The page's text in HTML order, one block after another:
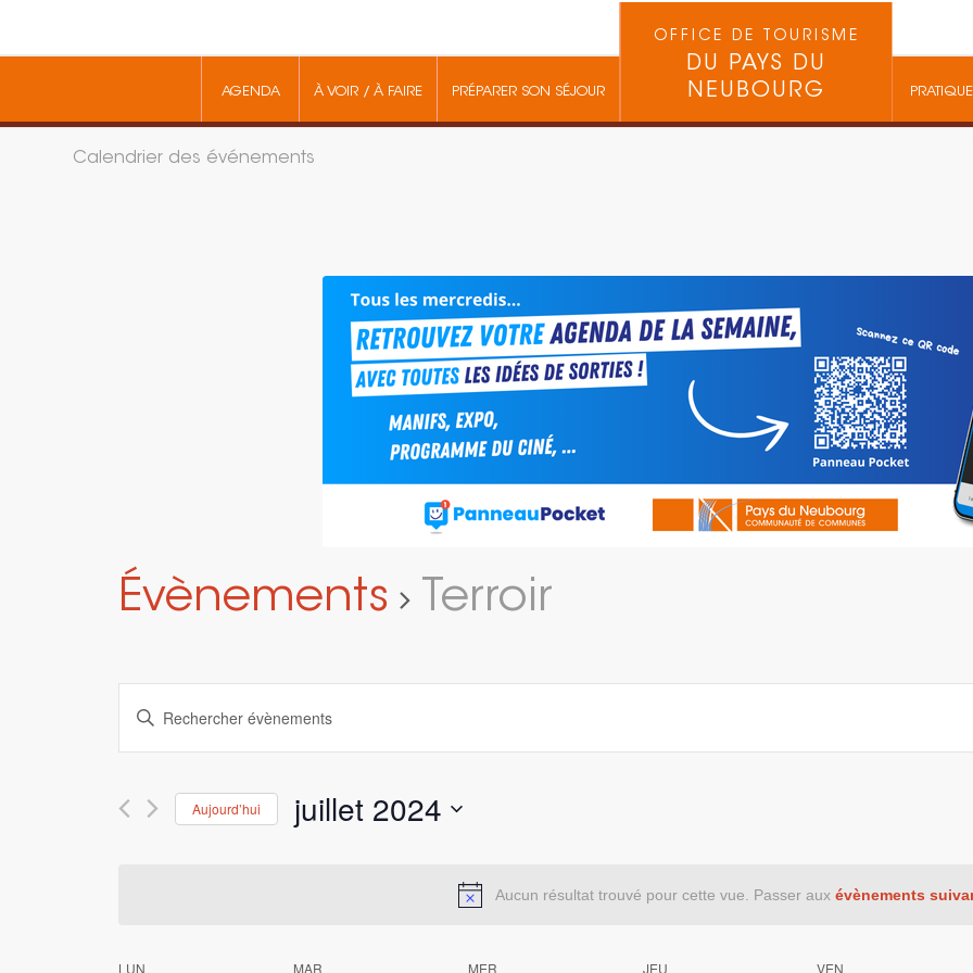
AGENDA À VOIR / À FAIRE PRÉPARER SON SÉJOUR
OFFICE DE TOURISME
DU PAYS DU
NEUBOURG
PRATIQUE
Calendrier des événements
Aucun résultat trouvé pour cette vue. Passer aux évènements
Évènements Terroir
et
de
vues
Saisir
ÉvènementsAujourd’hui juillet 2024
LUN MAR MER JEU VEN